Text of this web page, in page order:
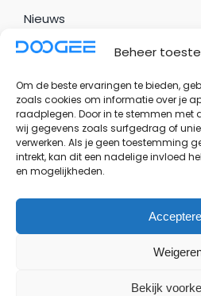
Beheer
Om de beste ervaringen te bieden,
zoals cookies om informatie over je
raadplegen. Door in te stemmen met
wij gegevens zoals surfgedrag of
verwerken. Als je geen toestemming
intrekt, kan dit een nadelige invloed
en mogelijkheden.
Bekijk
Nieuws
Uw account
Bestellingen
Adresgegevens
Accountgegevens
Uitloggen
© Copyright - 2026 |